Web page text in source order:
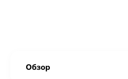
Обзор